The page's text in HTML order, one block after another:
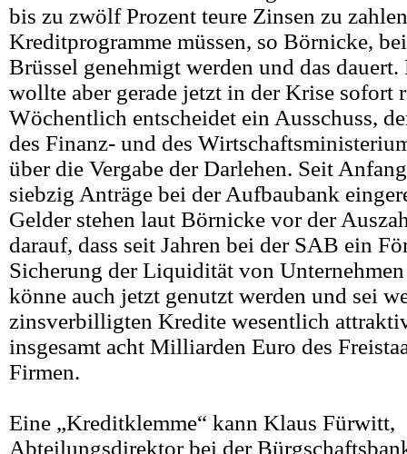
bis zu zwölf Prozent teure Zinsen zu
Kreditprogramme müssen, so Börnicke,
Brüssel genehmigt werden und das dauert.
wollte aber gerade jetzt in der Krise sofort
Wöchentlich entscheidet ein Ausschuss,
des Finanz- und des
über die Vergabe der Darlehen. Seit
siebzig Anträge bei der Aufbaubank
Gelder stehen laut Börnicke vor der
darauf, dass seit Jahren bei der SAB ein
Sicherung der Liquidität von Unternehmen
könne auch jetzt genutzt werden und sei
zinsverbilligten Kredite wesentlich
insgesamt acht Milliarden Euro des
Firmen.
Eine „Kreditklemme“ kann Klaus Fürwitt,
Abteilungsdirektor bei der